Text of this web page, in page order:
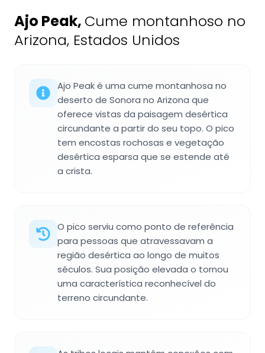
Ajo Peak, Cume montanhoso no
Arizona, Estados Unidos
Ajo Peak é uma cume montanhosa no
deserto de Sonora no Arizona que
oferece vistas da paisagem desértica
circundante a partir do seu topo. O pico
tem encostas rochosas e vegetação
desértica esparsa que se estende até
a crista.
O pico serviu como ponto de referência
para pessoas que atravessavam a
região desértica ao longo de muitos
séculos. Sua posição elevada o tornou
uma característica reconhecível do
terreno circundante.